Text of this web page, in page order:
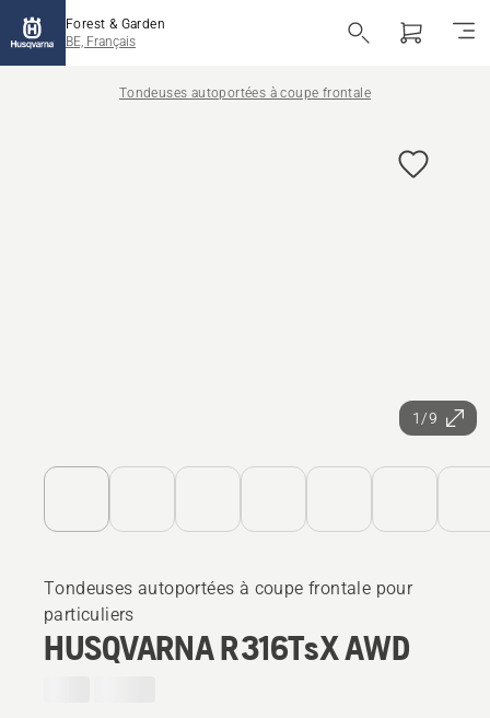
Forest & Garden
BE, Français
Tondeuses autoportées à coupe frontale
1/9
Tondeuses autoportées à coupe frontale pour
particuliers
HUSQVARNA R 316TsX AWD